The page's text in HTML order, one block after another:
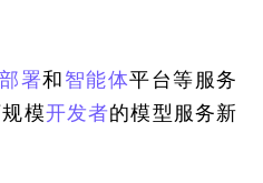
署和智能体平台等服务
模开发者的模型服务新